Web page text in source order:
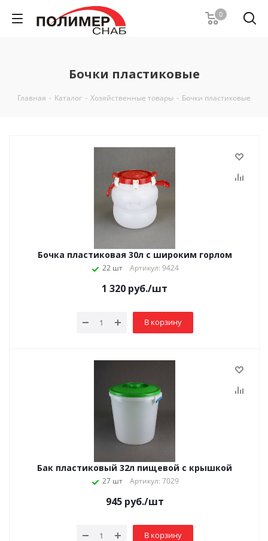
0
Бочки пластиковые
Главная - Каталог - Хозяйственные товары - Бочки пластиковые
Бочка пластиковая 30л с широким горлом
22 шт Артикул: 9424
1 320 руб./шт
В корзину
Бак пластиковый 32л пищевой с крышкой
27 шт Артикул: 7029
945руб./шт
В корзину